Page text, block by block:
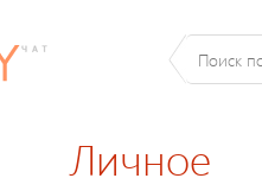
Личное